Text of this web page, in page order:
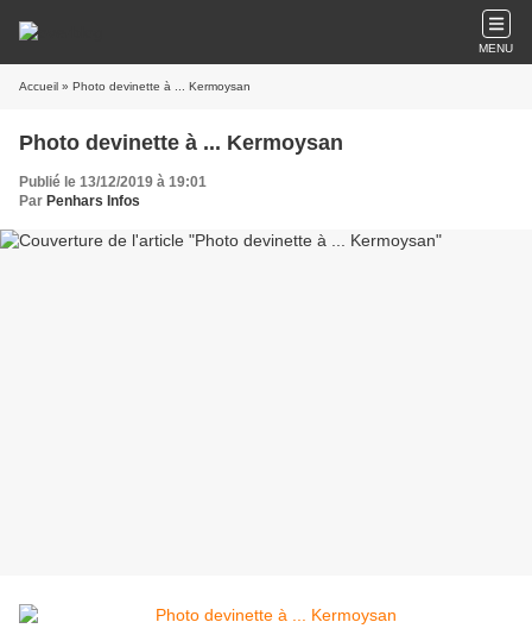
MENU
Accueil » Photo devinette à ... Kermoysan
Photo devinette à ... Kermoysan
Publié le 13/12/2019 à 19:01
Par Penhars Infos